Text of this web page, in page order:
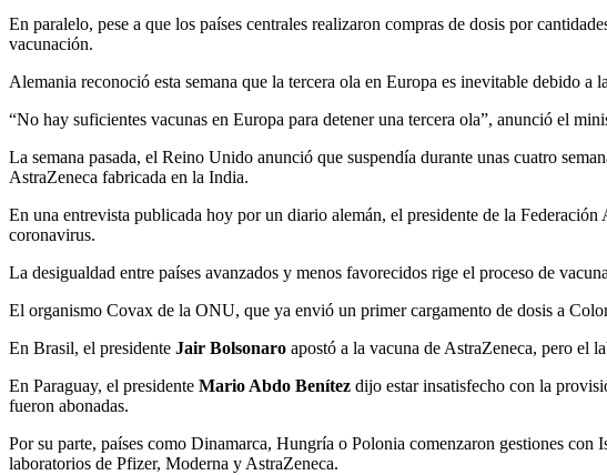
En paralelo, pese a que los países centrales realizaron compras de dosis por
vacunación.
Alemania reconoció esta semana que la tercera ola en Europa es inevitable debido a
“No hay suficientes vacunas en Europa para detener una tercera ola”, anunció el
La semana pasada, el Reino Unido anunció que suspendía durante unas cuatro
AstraZeneca fabricada en la India.
En una entrevista publicada hoy por un diario alemán, el presidente de la
coronavirus.
La desigualdad entre países avanzados y menos favorecidos rige el proceso de
El organismo Covax de la ONU, que ya envió un primer cargamento de dosis a
En Brasil, el presidente Jair Bolsonaro apostó a la vacuna de AstraZeneca, pero el
En Paraguay, el presidente Mario Abdo Benítez dijo estar insatisfecho con la
fueron abonadas.
Por su parte, países como Dinamarca, Hungría o Polonia comenzaron gestiones
laboratorios de Pfizer, Moderna y AstraZeneca.